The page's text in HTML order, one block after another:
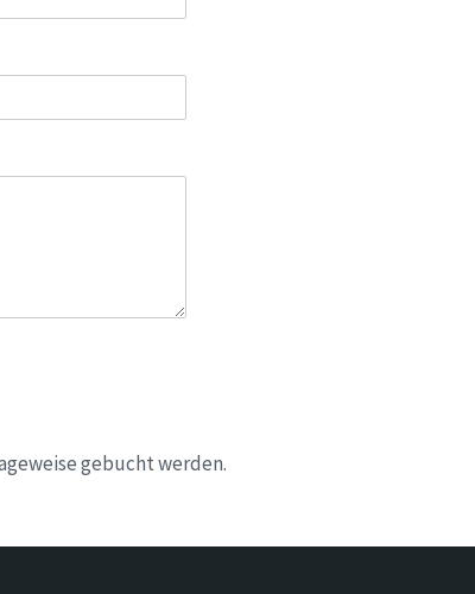
gebucht werden.